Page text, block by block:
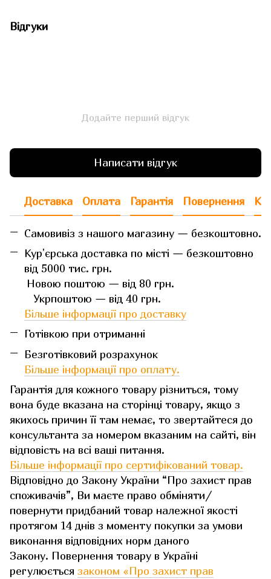
Відгуки
Додайте перший відгук
Написати відгук
Доставка Оплата Гарантія Повернення
Самовивіз з нашого магазину — безкоштовно.
Кур'єрська доставка по місті — безкоштовно
від 5000 тис. грн.
Новою поштою — від 80 грн.
Укрпоштою — від 40 грн.
Більше інформації про доставку
Готівкою при отриманні
Безготівковий розрахунок
Більше інформації про оплату.
Гарантія для кожного товару різниться, тому
вона буде вказана на сторінці товару, якщо з
якихось причин її там немає, то звертайтеся до
консультанта за номером вказаним на сайті, він
відповість на всі ваші питання.
Більше інформації про сертифікований товар.
Відповідно до Закону України “Про захист прав
споживачів”, Ви маєте право обміняти/
повернути придбаний товар належної якості
протягом 14 днів з моменту покупки за умови
виконання відповідних норм даного
Закону. Повернення товару в Україні
регулюється законом «Про захист прав